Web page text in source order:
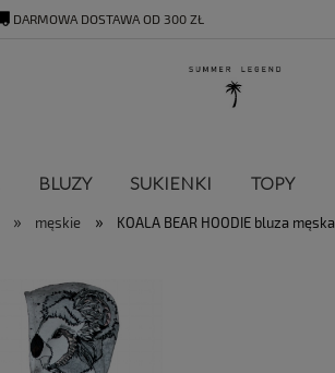
DARMOWA DOSTAWA OD 300 ZŁ
BLUZY SUKIENKI TOPY
» męskie » KOALA BEAR HOODIE bluza męska